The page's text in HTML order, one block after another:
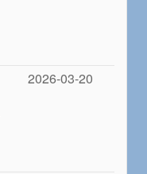
2026-03-20